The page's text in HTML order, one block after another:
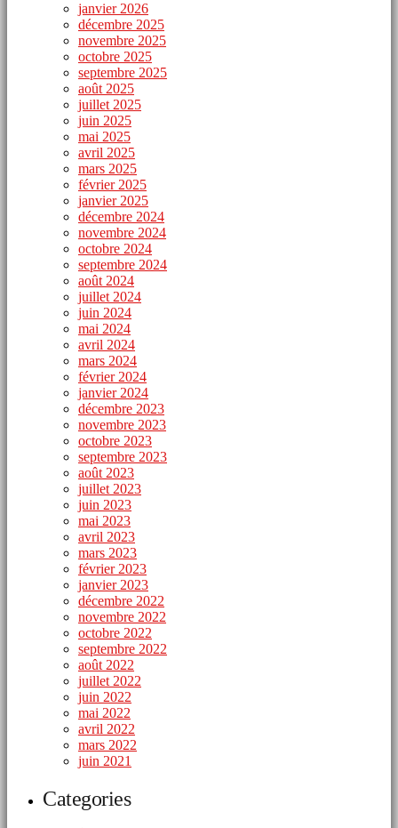
janvier 2026
décembre 2025
novembre 2025
octobre 2025
septembre 2025
août 2025
juillet 2025
juin 2025
mai 2025
avril 2025
mars 2025
février 2025
janvier 2025
décembre 2024
novembre 2024
octobre 2024
septembre 2024
août 2024
juillet 2024
juin 2024
mai 2024
avril 2024
mars 2024
février 2024
janvier 2024
décembre 2023
novembre 2023
octobre 2023
septembre 2023
août 2023
juillet 2023
juin 2023
mai 2023
avril 2023
mars 2023
février 2023
janvier 2023
décembre 2022
novembre 2022
octobre 2022
septembre 2022
août 2022
juillet 2022
juin 2022
mai 2022
avril 2022
mars 2022
juin 2021
Categories